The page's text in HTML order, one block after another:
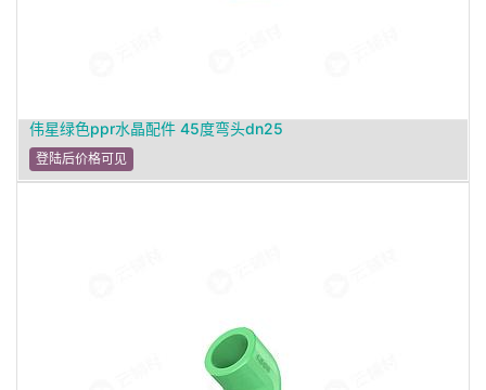
伟星绿色ppr水晶配件 45度弯头dn25
登陆后价格可见